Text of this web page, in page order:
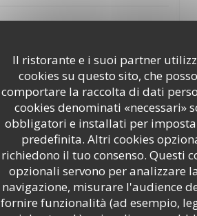
Il ristorante e i suoi partner
cookies su questo sito, che
comportare la raccolta di dati
cookies denominati «necessari»
obbligatori e installati per
predefinita. Altri cookies
richiedono il tuo consenso. Questi
opzionali servono per analizzare
navigazione, misurare l'audience
fornire funzionalità (ad esempio,
2 3